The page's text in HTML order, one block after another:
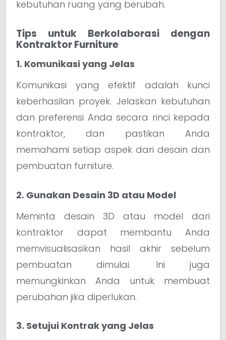
kebutuhan ruang yang berubah.
Tips untuk Berkolaborasi dengan
Kontraktor Furniture
1. Komunikasi yang Jelas
Komunikasi yang efektif adalah kunci
keberhasilan proyek. Jelaskan kebutuhan
dan preferensi Anda secara rinci kepada
kontraktor, dan pastikan Anda
memahami setiap aspek dari desain dan
pembuatan furniture.
2. Gunakan Desain 3D atau Model
Meminta desain 3D atau model dari
kontraktor dapat membantu Anda
memvisualisasikan hasil akhir sebelum
pembuatan dimulai. Ini juga
memungkinkan Anda untuk membuat
perubahan jika diperlukan.
3. Setujui Kontrak yang Jelas